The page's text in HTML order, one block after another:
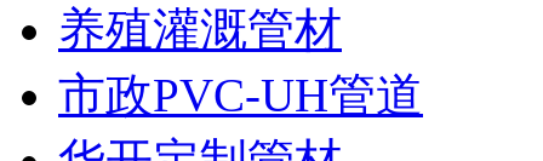
养殖灌溉管材
市政PVC-UH管道